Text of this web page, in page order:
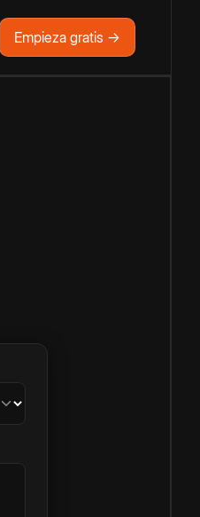
Empieza gratis →